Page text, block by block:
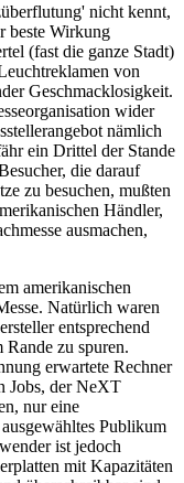
nicht kennt,
beste Wirkung
(fast die ganze Stadt)
von
Geschmacklosigkeit.
wider
nämlich
ein Drittel der Stande
die darauf
zu besuchen, mußten
Händler,
ausmachen,
amerikanischen
Natürlich waren
entsprechend
zu spuren.
erwartete Rechner
Jobs, der NeXT
nur eine
Publikum
ist jedoch
mit Kapazitäten